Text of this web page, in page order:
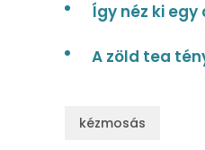
Így néz ki
A zöld tea
kézmosás